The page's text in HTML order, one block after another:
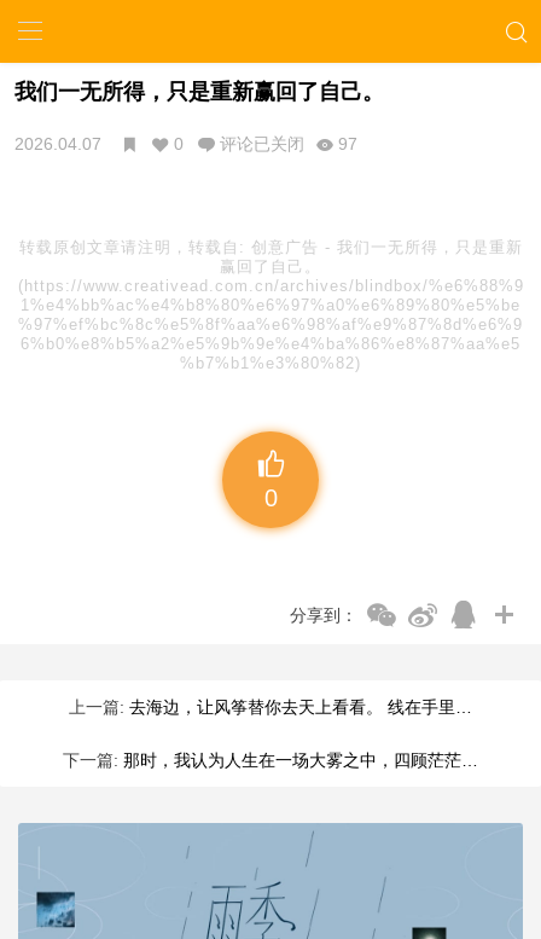
我们一无所得，只是重新赢回了自己。
2026.04.07 0 评论已关闭 97
转载原创文章请注明，转载自: 创意广告 - 我们一无所得，只是重新
赢回了自己。
(https://www.creativead.com.cn/archives/blindbox/%e6%88%9
1%e4%bb%ac%e4%b8%80%e6%97%a0%e6%89%80%e5%be
%97%ef%bc%8c%e5%8f%aa%e6%98%af%e9%87%8d%e6%9
6%b0%e8%b5%a2%e5%9b%9e%e4%ba%86%e8%87%aa%e5
%b7%b1%e3%80%82)
0
分享到：
上一篇: 去海边，让风筝替你去天上看看。 线在手里…
下一篇: 那时，我认为人生在一场大雾之中，四顾茫茫…